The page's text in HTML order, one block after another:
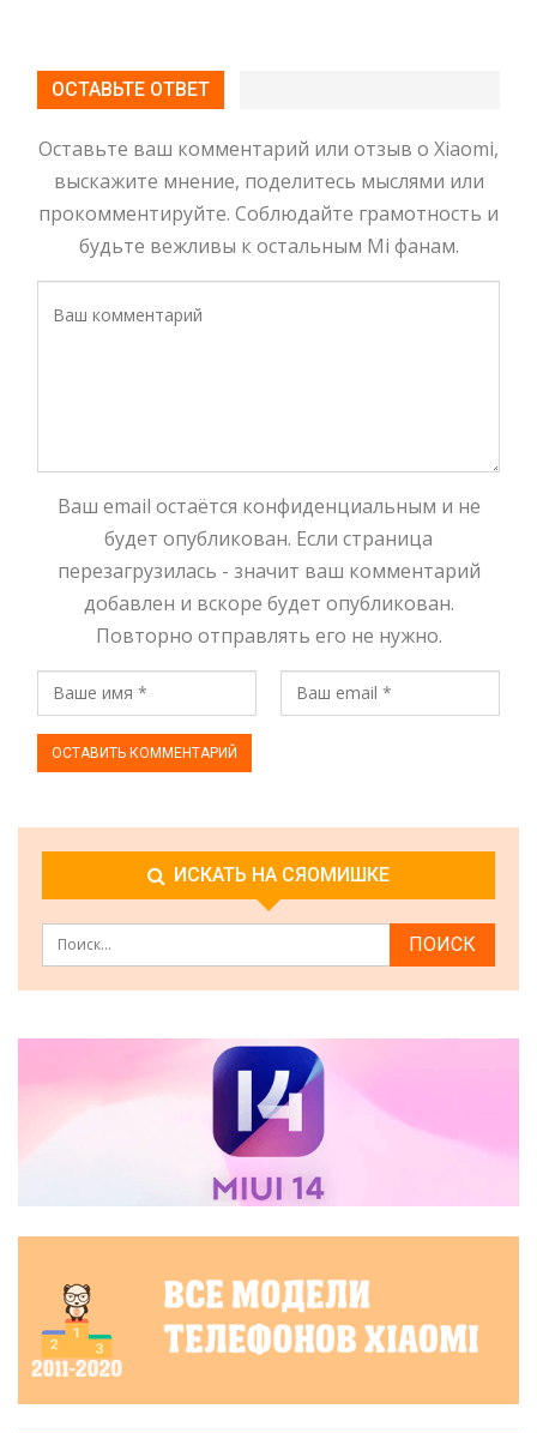
ОСТАВЬТЕ ОТВЕТ
Оставьте ваш комментарий или отзыв о Xiaomi,
выскажите мнение, поделитесь мыслями или
прокомментируйте. Соблюдайте грамотность и
будьте вежливы к остальным Mi фанам.
Ваш email остаётся конфиденциальным и не
будет опубликован. Если страница
перезагрузилась - значит ваш комментарий
добавлен и вскоре будет опубликован.
Повторно отправлять его не нужно.
ИСКАТЬ НА СЯОМИШКЕ